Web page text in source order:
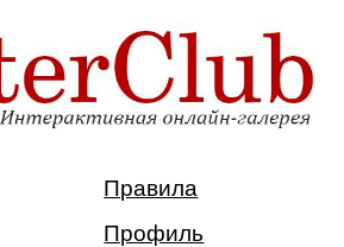
Правила
Профиль